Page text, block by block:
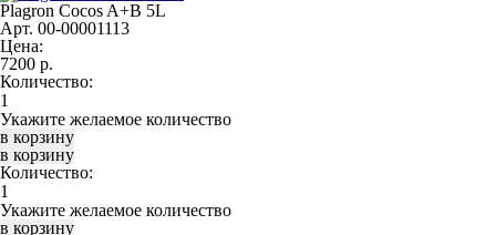
Plagron Cocos A+B 5L
Арт. 00-00001113
Цена:
7200 р.
Количество:
Укажите желаемое количество
Количество:
Укажите желаемое количество